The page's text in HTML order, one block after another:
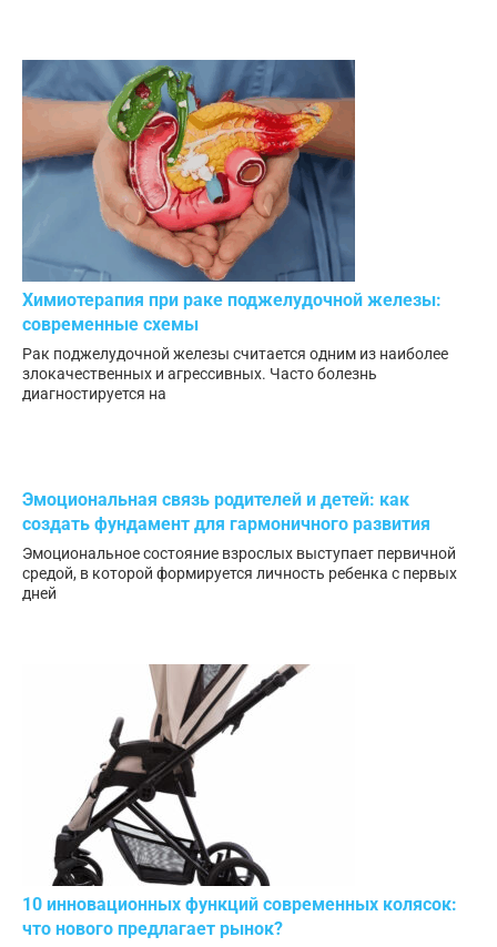
Химиотерапия при раке поджелудочной железы:
современные схемы
Рак поджелудочной железы считается одним из наиболее
злокачественных и агрессивных. Часто болезнь
диагностируется на
Эмоциональная связь родителей и детей: как
создать фундамент для гармоничного развития
Эмоциональное состояние взрослых выступает первичной
средой, в которой формируется личность ребенка с первых
дней
10 инновационных функций современных колясок:
что нового предлагает рынок?